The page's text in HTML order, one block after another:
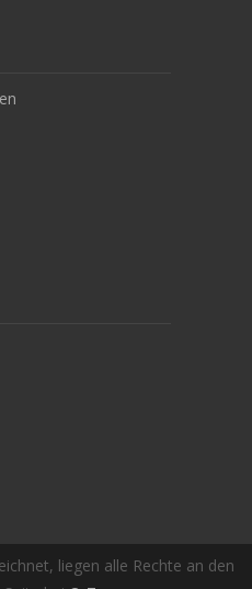
liegen alle Rechte an den